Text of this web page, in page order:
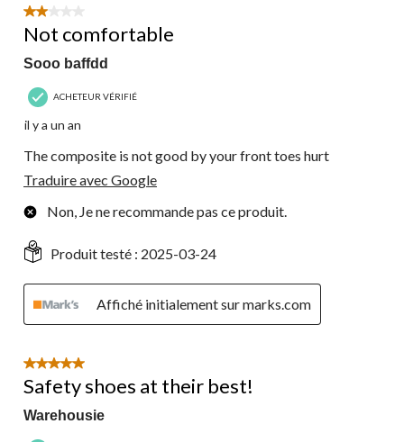
2 étoile(s) sur 5.
Not comfortable
Sooo baffdd
ACHETEUR VÉRIFIÉ
il y a un an
The composite is not good by your front toes hurt
Traduire avec Google
Non, Je ne recommande pas ce produit.
Produit testé : 2025-03-24
Affiché initialement sur marks.com
5 étoile(s) sur 5.
Safety shoes at their best!
Warehousie